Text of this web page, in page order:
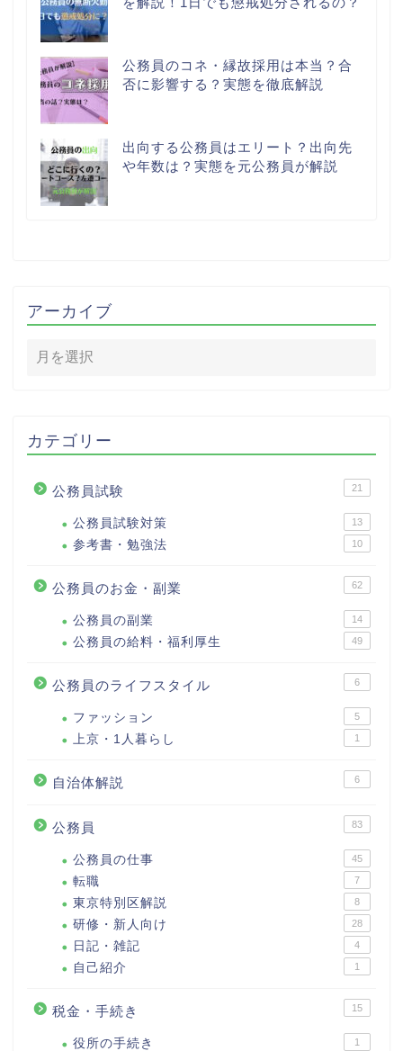
公務員のコネ・縁故採用は本当？合
否に影響する？実態を徹底解説
出向する公務員はエリート？出向先
や年数は？実態を元公務員が解説
アーカイブ
カテゴリー
公務員試験 21
公務員試験対策 13
参考書・勉強法 10
公務員のお金・副業 62
公務員の副業 14
公務員の給料・福利厚生 49
公務員のライフスタイル 6
ファッション 5
上京・1人暮らし 1
自治体解説 6
公務員 83
公務員の仕事 45
転職 7
東京特別区解説 8
研修・新人向け 28
日記・雑記 4
自己紹介 1
税金・手続き 15
役所の手続き 1